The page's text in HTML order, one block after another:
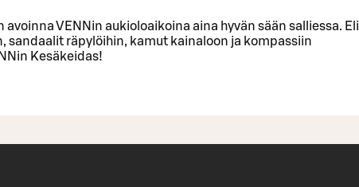
avoinna VENNin aukioloaikoina aina hyvän sään salliessa. Eli
sandaalit räpylöihin, kamut kainaloon ja kompassiin
Kesäkeidas!